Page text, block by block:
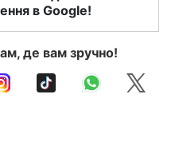
в Google!
де вам зручно!